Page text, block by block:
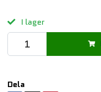
I lager
Dela